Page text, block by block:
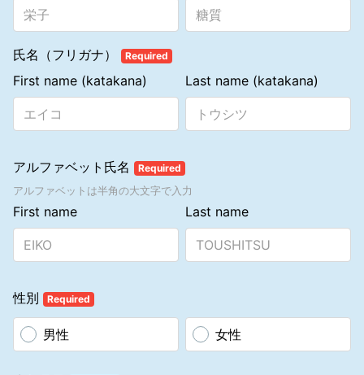
登録され、当社のアカウント番号が割り振られます。また、登録申請
対し、アソシエート登録完了キットが発送されます。アカウント番号
は、アソシエートをスポンサーする場合、製品を注文する場合、コミ
ッションについての調査を行う場合の正式な識別番号になります。
1.3.5 アソシエートは、氏名や住所などの登録情報に変更が生じた場
合は、変更のあった日から14日以内に、当社に文書による通知を行わ
なくてはなりません。
提出することは本規約違反となり、即刻アソシエート登録の解約処分
となることがあります。また、その他の必要事項に虚偽の記載がある
場合も、アソシエート登録の解約処分となることがあります。
1.3.7 アソシエート登録申請書は、必ず、当社が通し番号をつけたも
書に必要事項をすべて自身で記入し、署名しなければなりません。登
録申請者は、当社に提出したアソシエート登録申請書の控えを保管し
書面による申請のほか、マナテックが運営するウェブサイトを使用し
てアソシエート登録を申請することができます。ウェブサイトによる
アソシエート登録申請には、本規約1.3の規定が準用されます。
1.3.9 アソシエート本人はプレファード・カスタマー登録をすること
（2）アソシエートの地位を更新しようとする者は、更新時に、更新
料の支払いが必要です。
6．アソシエート登録の解除または解約と製品の返還に関する事項
6. 1 クーリング・オフ期間中の登録解除の場合
イ 個人であるアソシエートは、特定商取引に関する法律第37条第2項
の書面（具体的には、「契約書面」「マナテックカタログ」「登録＆
によりアソシエート登録にかかる契約の解除を行うことができます。
ロ イに記載した事項にかかわらず、個人であるアソシエートが、マ
定めに違反（故意による事実不告知または不実告知）しもしくはスポ
ンサーが後述の8．に記載の禁止行為に関する定めに違反（不実告
知）したことにより誤認をし、またはマナテック、エンローラーもし
くはスポンサーがアソシエート登録にかかる契約を締結させまたはそ
てイの契約の解除を行わなかった場合には、マナテック、エンローラ
ーまたはスポンサーが交付した特定商取引に関する法律第40条第1項
の書面（解除の妨害後の書面）を、当該個人であるアソシエートが受
領した日から起算して20日を経過するまでは、当該個人であるアソシ
ハ イまたはロの契約の解除があった場合において、マナテックは、
氏名（フリガナ） Required
Last name (katakana)
First name (katakana)
アルファベット氏名 Required
アルファベットは半角の大文字で入力
Last name
First name
性別 Required
男性 女性